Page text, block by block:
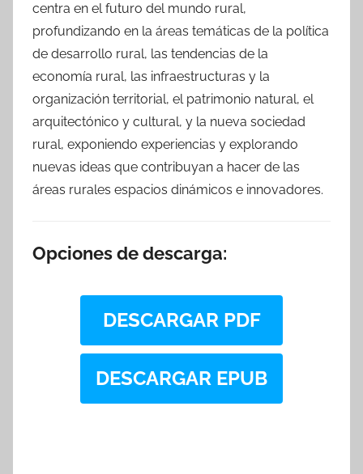
centra en el futuro del mundo rural,
profundizando en la áreas temáticas de la política
de desarrollo rural, las tendencias de la
economía rural, las infraestructuras y la
organización territorial, el patrimonio natural, el
arquitectónico y cultural, y la nueva sociedad
rural, exponiendo experiencias y explorando
nuevas ideas que contribuyan a hacer de las
áreas rurales espacios dinámicos e innovadores.
Opciones de descarga:
DESCARGAR PDF
DESCARGAR EPUB